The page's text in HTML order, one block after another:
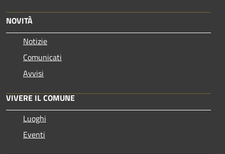
NOVITÀ
Notizie
Comunicati
Avvisi
VIVERE IL COMUNE
Luoghi
Eventi